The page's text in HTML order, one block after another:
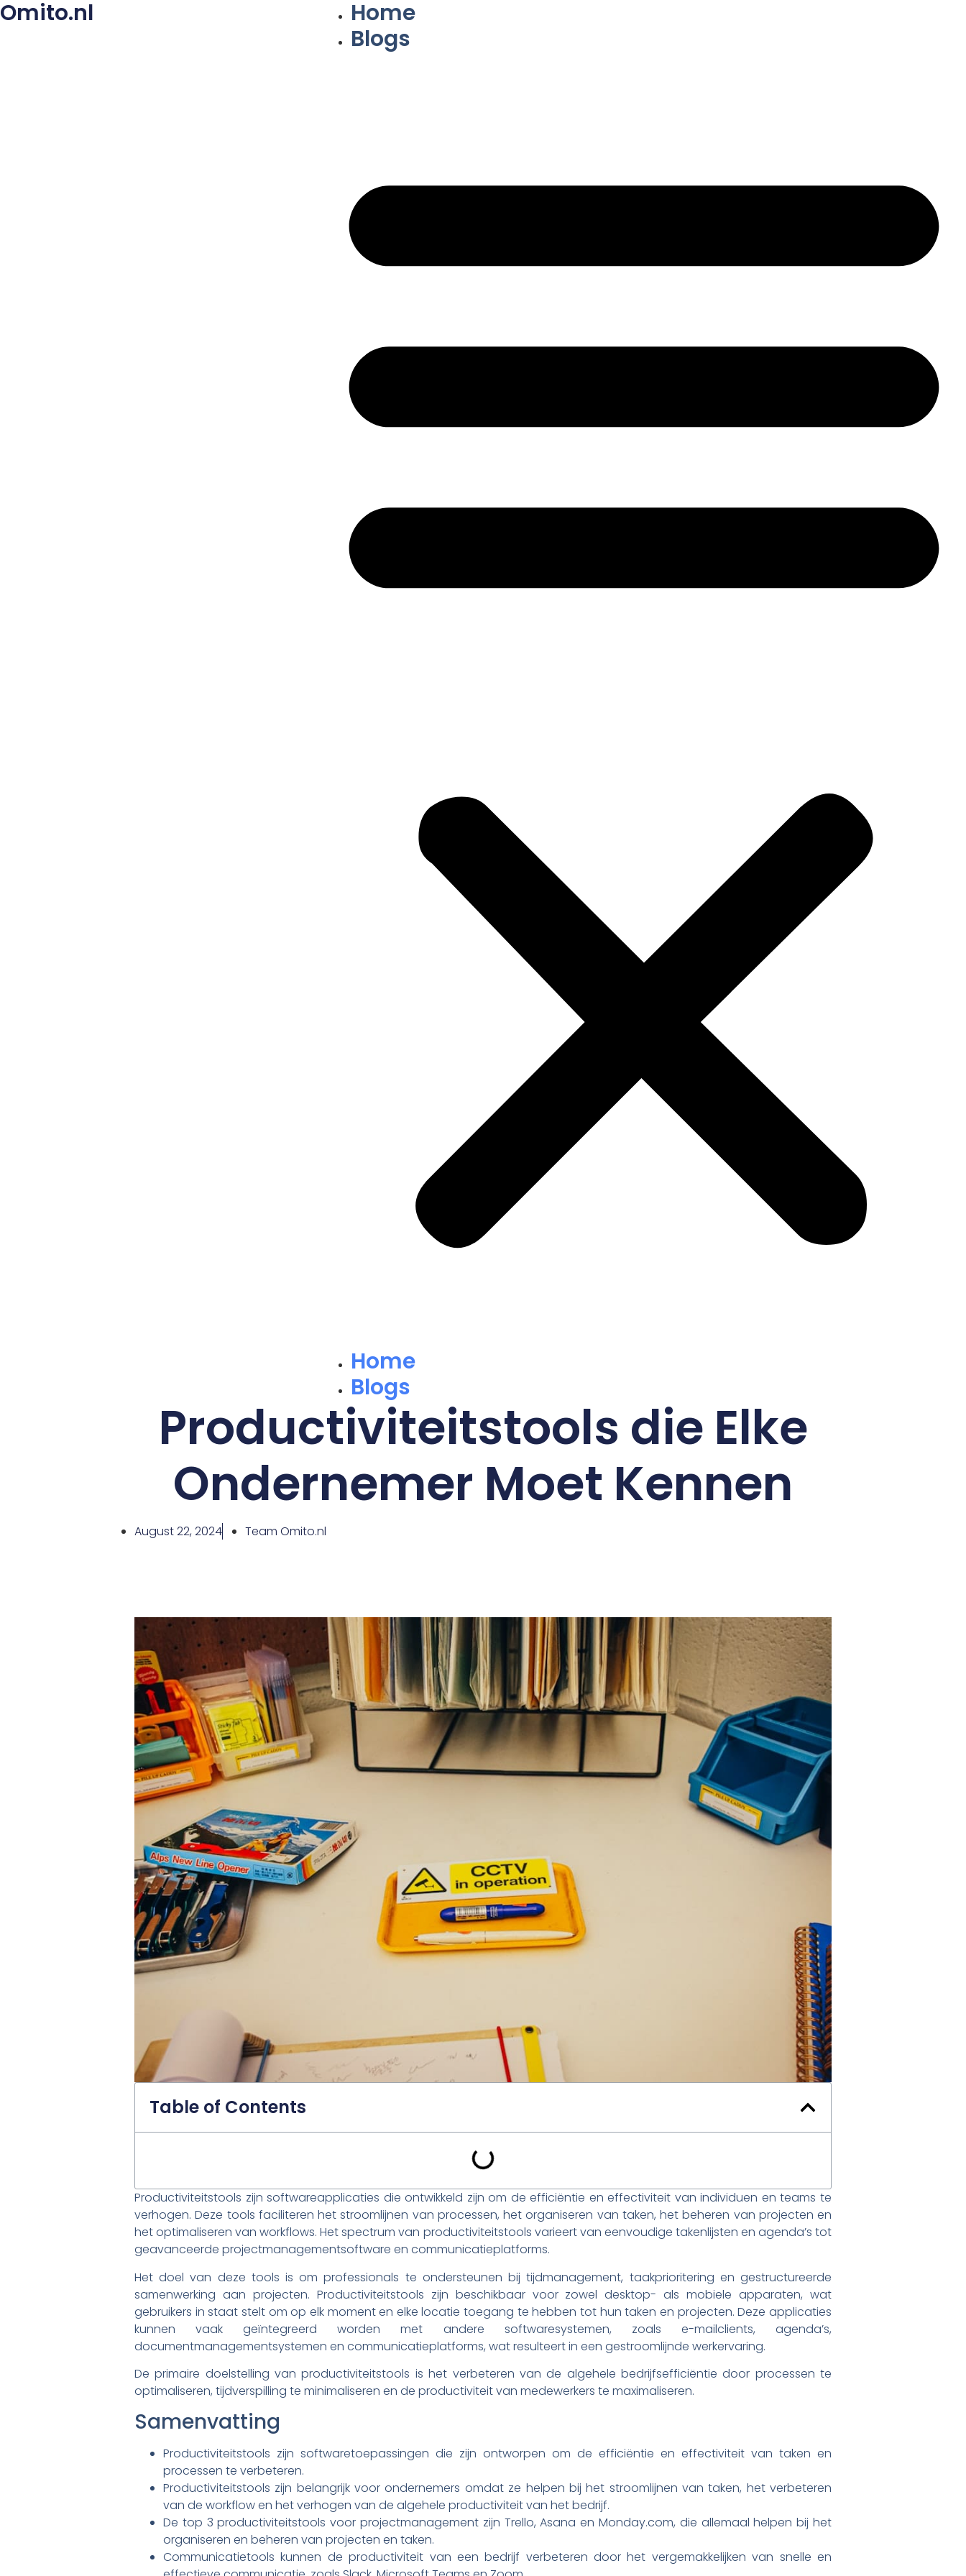
Omito.nl
Home
Blogs
Home
Blogs
Productiviteitstools die Elke
Ondernemer Moet Kennen
August 22, 2024 Team Omito.nl
Table of Contents
Productiviteitstools zijn softwareapplicaties die ontwikkeld zijn om de efficiëntie en effectiviteit van individuen en teams te
verhogen. Deze tools faciliteren het stroomlijnen van processen, het organiseren van taken, het beheren van projecten en
het optimaliseren van workflows. Het spectrum van productiviteitstools varieert van eenvoudige takenlijsten en agenda’s tot
geavanceerde projectmanagementsoftware en communicatieplatforms.
Het doel van deze tools is om professionals te ondersteunen bij tijdmanagement, taakprioritering en gestructureerde
samenwerking aan projecten. Productiviteitstools zijn beschikbaar voor zowel desktop- als mobiele apparaten, wat
gebruikers in staat stelt om op elk moment en elke locatie toegang te hebben tot hun taken en projecten. Deze applicaties
kunnen vaak geïntegreerd worden met andere softwaresystemen, zoals e-mailclients, agenda’s,
documentmanagementsystemen en communicatieplatforms, wat resulteert in een gestroomlijnde werkervaring.
De primaire doelstelling van productiviteitstools is het verbeteren van de algehele bedrijfsefficiëntie door processen te
optimaliseren, tijdverspilling te minimaliseren en de productiviteit van medewerkers te maximaliseren.
Samenvatting
Productiviteitstools zijn softwaretoepassingen die zijn ontworpen om de efficiëntie en effectiviteit van taken en
processen te verbeteren.
Productiviteitstools zijn belangrijk voor ondernemers omdat ze helpen bij het stroomlijnen van taken, het verbeteren
van de workflow en het verhogen van de algehele productiviteit van het bedrijf.
De top 3 productiviteitstools voor projectmanagement zijn Trello, Asana en Monday.com, die allemaal helpen bij het
organiseren en beheren van projecten en taken.
Communicatietools kunnen de productiviteit van een bedrijf verbeteren door het vergemakkelijken van snelle en